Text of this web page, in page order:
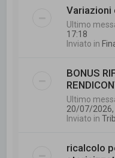
Variazioni
Ultimo
17:18
Inviato in
BONUS
Ultimo
20/07/2026,
Inviato in
ricalcolo